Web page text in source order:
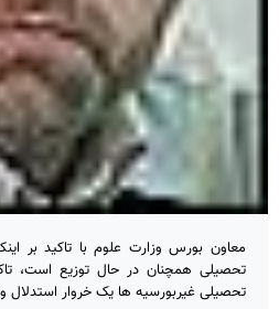
معاون بورس وزارت علوم با تاکید بر
تحصیلی همچنان در حال توزیع است،
تحصیلی غیربورسیه ها یک خروار استدلال